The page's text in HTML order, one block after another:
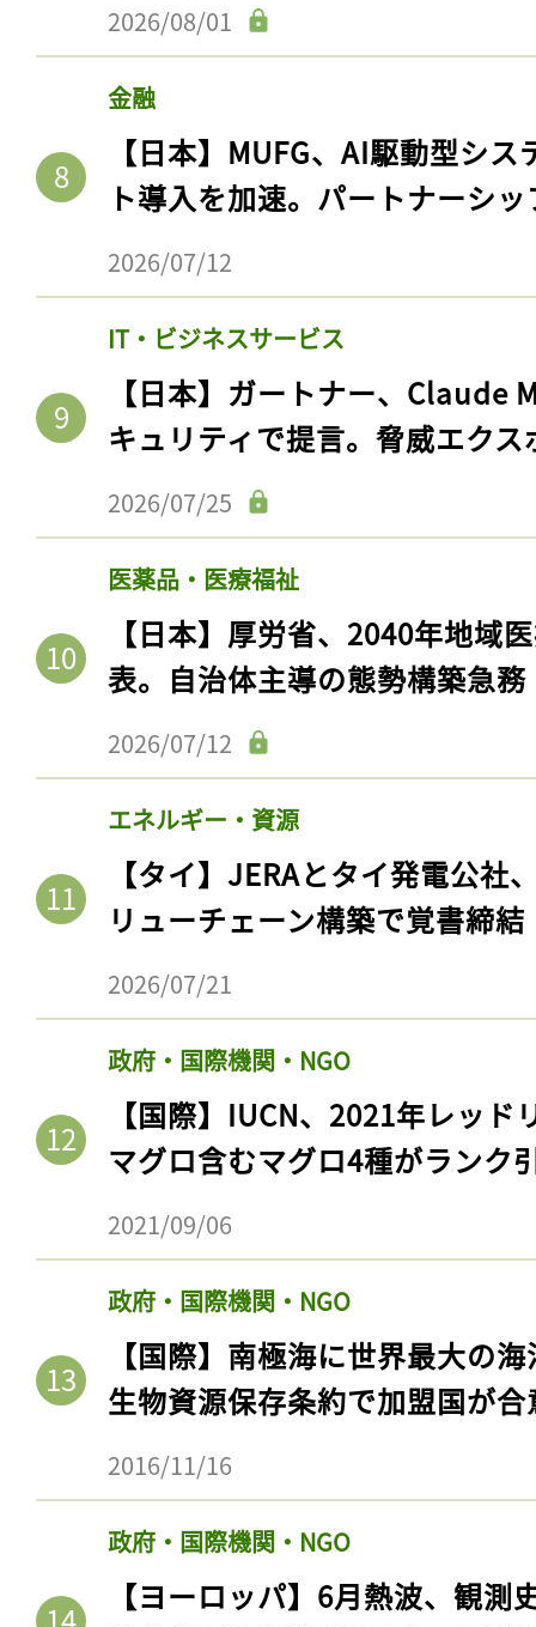
2026/08/01
金融
【日本】MUFG、AI駆動型シ
ト導入を加速。パートナーシ
2026/07/12
IT・ビジネスサービス
【日本】ガートナー、Claude
キュリティで提言。脅威エク
2026/07/25
医薬品・医療福祉
【日本】厚労省、2040年地域
表。自治体主導の態勢構築急務
2026/07/12
エネルギー・資源
【タイ】JERAとタイ発電公社
リューチェーン構築で覚書締結
2026/07/21
政府・国際機関・NGO
【国際】IUCN、2021年レッ
マグロ含むマグロ4種がランク
2021/09/06
政府・国際機関・NGO
【国際】南極海に世界最大の
生物資源保存条約で加盟国が合
2016/11/16
政府・国際機関・NGO
【ヨーロッパ】6月熱波、観
ログインが必
ログイン
会員登録